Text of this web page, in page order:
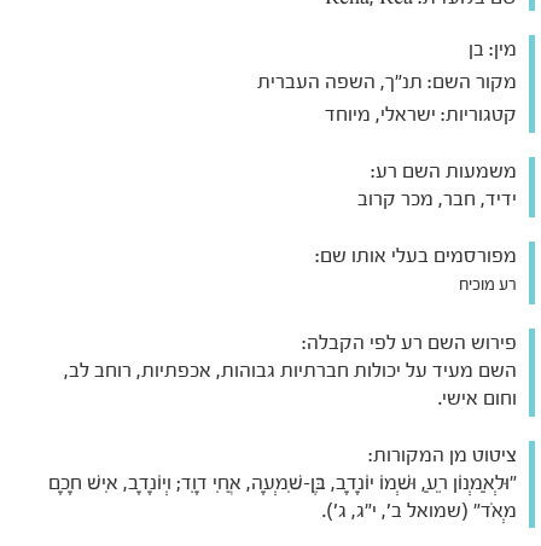
מין: בן
מקור השם: תנ"ך, השפה העברית
קטגוריות: ישראלי, מיוחד
משמעות השם רע:
ידיד, חבר, מכר קרוב
מפורסמים בעלי אותו שם:
רע מוכיח
פירוש השם רע לפי הקבלה:
השם מעיד על יכולות חברתיות גבוהות, אכפתיות, רוחב לב,
וחום אישי.
ציטוט מן המקורות:
"וּלְאַמְנוֹן רֵעַ, וּשְׁמוֹ יוֹנָדָב, בֶּן-שִׁמְעָה, אֲחִי דָוִד; וְיוֹנָדָב, אִישׁ חָכָם
מְאֹד" (שמואל ב', י"ג, ג').